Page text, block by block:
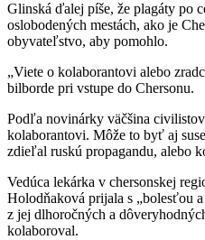
Glinská ďalej píše, že plagáty po
oslobodených mestách, ako je
obyvateľstvo, aby pomohlo.
„Viete o kolaborantovi alebo
bilborde pri vstupe do Chersonu.
Podľa novinárky väčšina
kolaborantovi. Môže to byť aj
zdieľal ruskú propagandu, alebo
Vedúca lekárka v chersonskej
Holodňaková prijala s „bolesťou
z jej dlhoročných a
kolaboroval.